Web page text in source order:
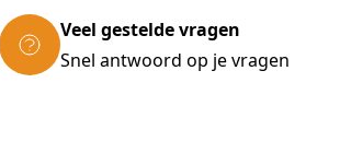
Veel gestelde vragen
Snel antwoord op je vragen